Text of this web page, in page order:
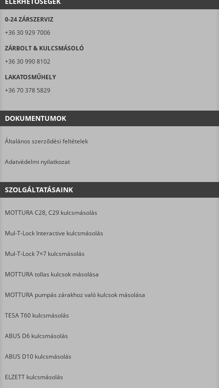
0-24 ZÁRSZERVIZ
+36 30 929 7006
ZÁRBOLT & KULCSMÁSOLÓ
+36 30 990 8102
LAKATOSMŰHELY
+36 70 378 5829
DOKUMENTUMOK
Általános szerződési feltételek
Adatvédelmi nyilatkozat
SZOLGÁLTATÁSAINK
MOTTURA C28, C29 kulcsmásolás
Mul-T-Lock Interactive kulcsmásolás
Mul-T-Lock 7×7 kulcsmásolás
MOTTURA tollas kulcsok másolása
MOTTURA pumpás zárakhoz való kulcsok másolása
TESA T60 kulcsmásolás
ABUS D6 kulcsmásolás
ABUS D10 kulcsmásolás
ELZETT kulcsmásolás